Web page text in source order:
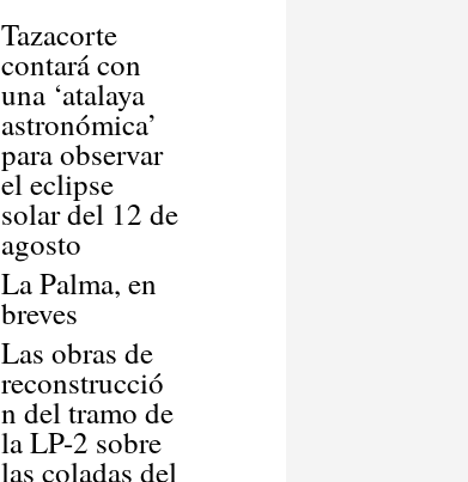
Tazacorte
contará con
una ‘atalaya
astronómica’
para observar
el eclipse
solar del 12 de
agosto
La Palma, en
breves
Las obras de
reconstrucció
n del tramo de
la LP-2 sobre
las coladas del